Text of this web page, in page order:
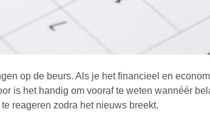
op de beurs. Als je het financieel en
is het handig om vooraf te weten wannéér
reageren zodra het nieuws breekt.